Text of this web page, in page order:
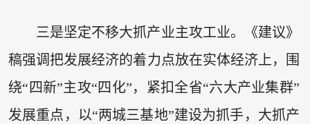
三是坚定不移大抓产业主攻工业。《建议》
稿强调把发展经济的着力点放在实体经济上，围
绕“四新”主攻“四化”，紧扣全省“六大产业集群”
发展重点，以“两城三基地”建设为抓手，大抓产